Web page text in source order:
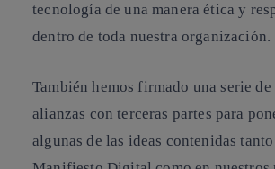
tecnología de una manera ética y
dentro de toda nuestra organización.
También hemos firmado una serie de
alianzas con terceras partes para
algunas de las ideas contenidas